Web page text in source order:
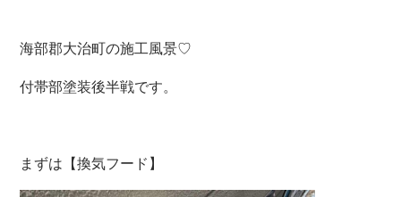
海部郡大治町の施工風景♡
付帯部塗装後半戦です。
まずは【換気フード】